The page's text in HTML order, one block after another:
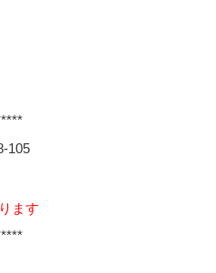
105
ます